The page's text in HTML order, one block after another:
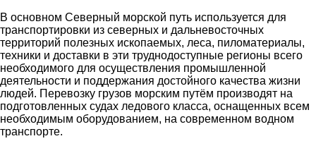
В основном Северный морской путь используется для
транспортировки из северных и дальневосточных
территорий полезных ископаемых, леса, пиломатериалы,
техники и доставки в эти труднодоступные регионы всего
необходимого для осуществления промышленной
деятельности и поддержания достойного качества жизни
людей. Перевозку грузов морским путём производят на
подготовленных судах ледового класса, оснащенных всем
необходимым оборудованием, на современном водном
транспорте.